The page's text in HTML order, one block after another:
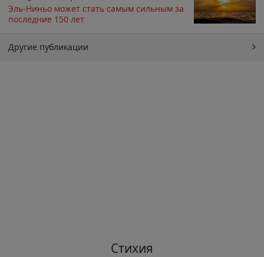
Эль-Ниньо может стать самым сильным за
последние 150 лет
Другие публикации
Стихия